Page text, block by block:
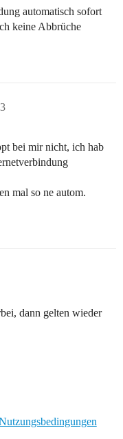
automatisch sofort
keine Abbrüche
bei mir nicht, ich hab
mal so ne autom.
dann gelten wieder